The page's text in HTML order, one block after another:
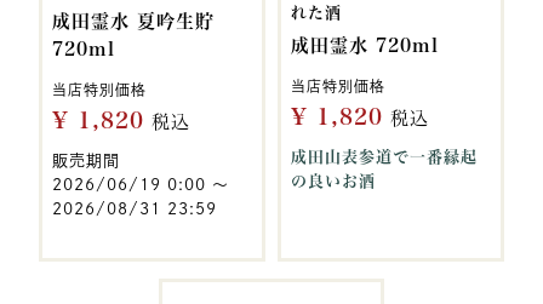
成田霊水 夏吟生貯
720ml
当店特別価格
¥ 1,820 税込
販売期間
2026/06/19 0:00 〜
2026/08/31 23:59
れた酒
成田霊水 720ml
当店特別価格
¥ 1,820 税込
成田山表参道で一番縁起
の良いお酒